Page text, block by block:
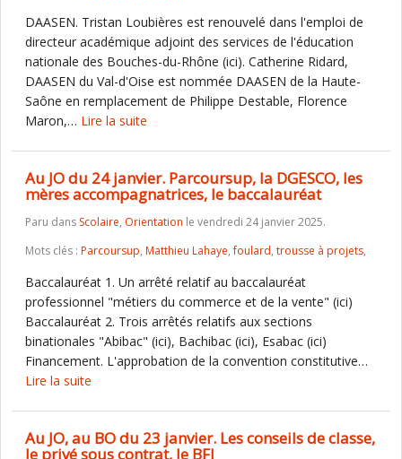
DAASEN. Tristan Loubières est renouvelé dans l'emploi de
directeur académique adjoint des services de l'éducation
nationale des Bouches-du-Rhône (ici). Catherine Ridard,
DAASEN du Val-d'Oise est nommée DAASEN de la Haute-
Saône en remplacement de Philippe Destable, Florence
Maron,… Lire la suite
Au JO du 24 janvier. Parcoursup, la DGESCO, les
mères accompagnatrices, le baccalauréat
Paru dans Scolaire, Orientation le vendredi 24 janvier 2025.
Mots clés : Parcoursup, Matthieu Lahaye,foulard, trousse à projets,
Baccalauréat 1. Un arrêté relatif au baccalauréat
professionnel "métiers du commerce et de la vente" (ici)
Baccalauréat 2. Trois arrêtés relatifs aux sections
binationales "Abibac" (ici), Bachibac (ici), Esabac (ici)
Financement. L'approbation de la convention constitutive…
Lire la suite
Au JO, au BO du 23 janvier. Les conseils de classe,
le privé sous contrat, le BFI